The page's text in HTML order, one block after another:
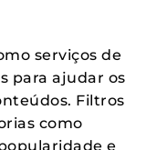
serviços de
para ajudar os
Filtros
como
e